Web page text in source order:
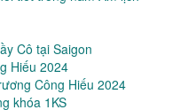
Cô tại Saigon
Hiếu 2024
Công Hiếu 2024
khóa 1KS